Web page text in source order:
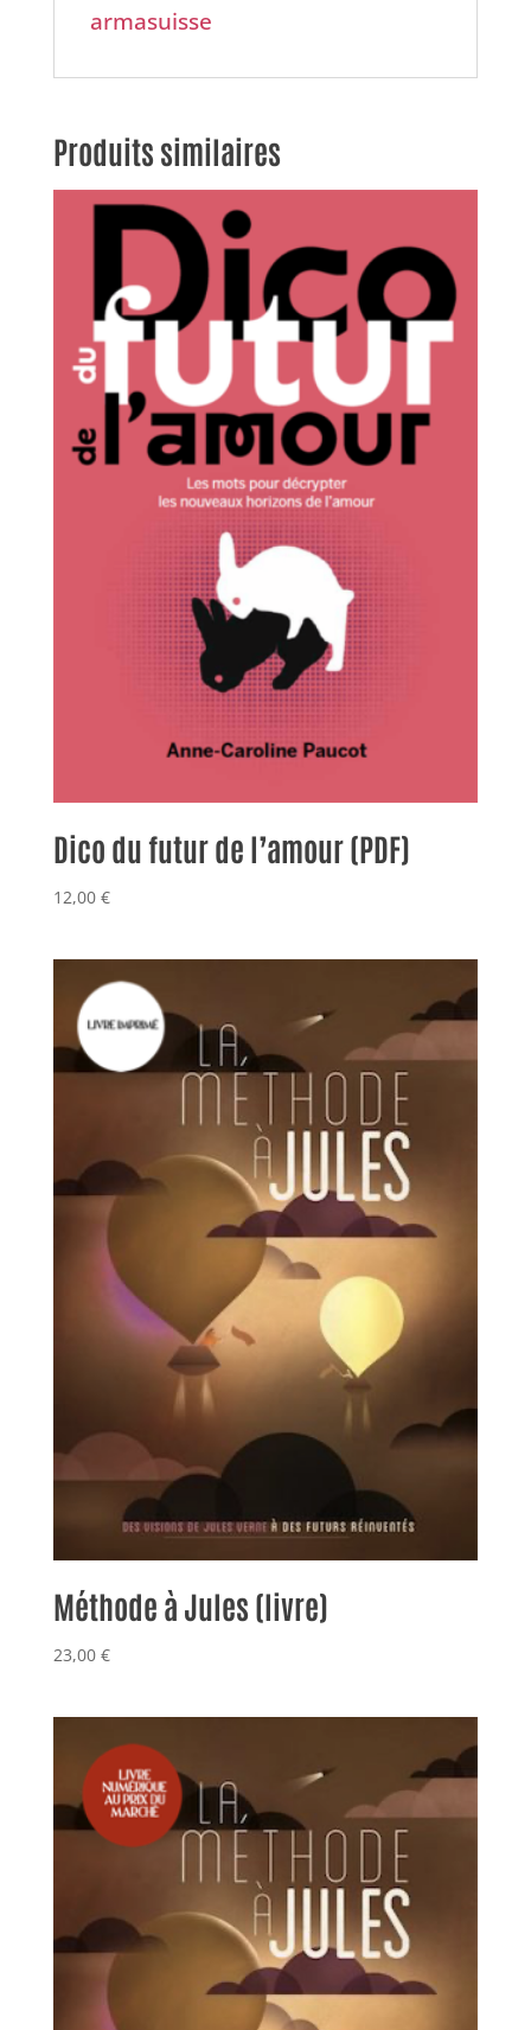
armasuisse
Produits similaires
Dico du futur de l’amour (PDF)
12,00 €
Méthode à Jules (livre)
23,00 €